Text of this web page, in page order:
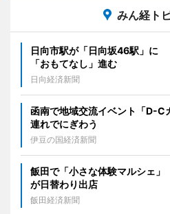
みん経ト
日向市駅が「日向坂46駅」に
「おもてなし」進む
日向経済新聞
函南で地域交流イベント「D-
連れでにぎわう
伊豆の国経済新聞
飯田で「小さな体験マルシェ
が日替わり出店
飯田経済新聞